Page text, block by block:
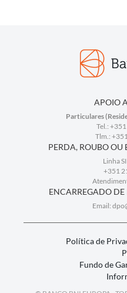
APOIO
Particulares
Tel.:
Tlm.:
PERDA, ROUBO OU
Linha
+351
ENCARREGADO
Email:
Política de
Fundo de